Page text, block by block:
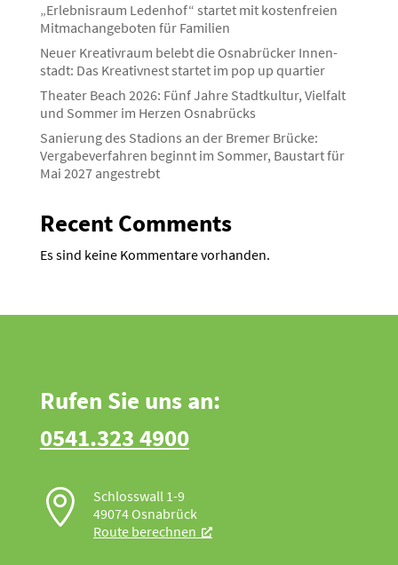
„Erleb­nisraum Ledenhof“ startet mit kosten­freien
Mitma­ch­an­ge­boten für Familien
Neuer Kreativraum belebt die Osnabrücker Innen­
stadt: Das Kreativnest startet im pop up quartier
Theater Beach 2026: Fünf Jahre Stadt­kultur, Vielfalt
und Sommer im Herzen Osnabrücks
Sanierung des Stadions an der Bremer Brücke:
Verga­be­ver­fahren beginnt im Sommer, Baustart für
Mai 2027 angestrebt
Recent Comments
Es sind keine Kommentare vorhanden.
Rufen Sie uns an:
0541.323 4900

Schlosswall 1-9
49074 Osnabrück
Route berechnen